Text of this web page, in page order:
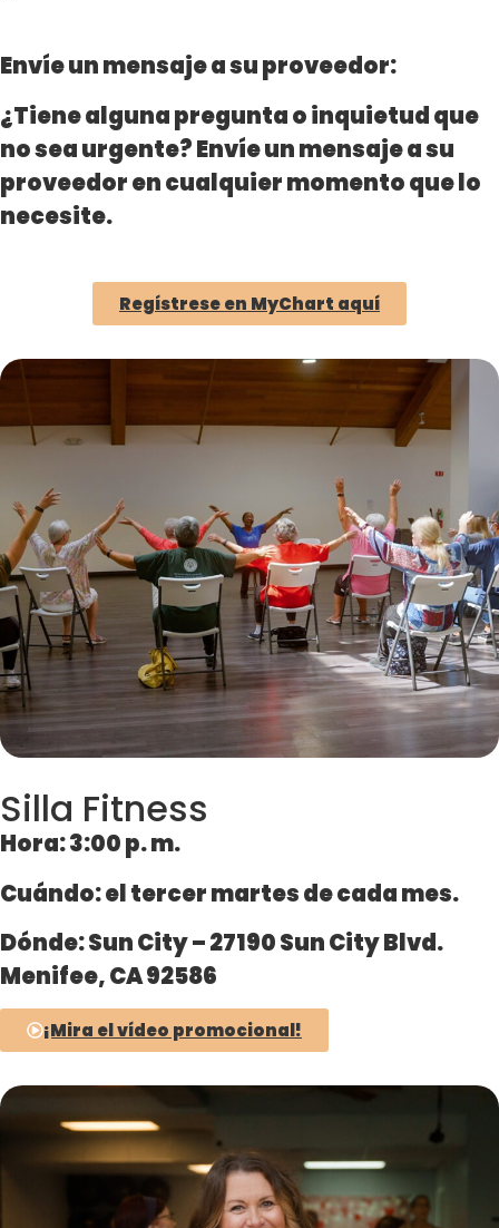
Envíe un mensaje a su proveedor:
¿Tiene alguna pregunta o inquietud que
no sea urgente? Envíe un mensaje a su
proveedor en cualquier momento que lo
necesite.
Regístrese en MyChart aquí
Silla Fitness
Hora:3:00 p. m.
Cuándo:eltercermartes de cada mes.
Dónde:Sun City – 27190 Sun City Blvd.
Menifee, CA 92586
¡Mira el vídeo promocional!